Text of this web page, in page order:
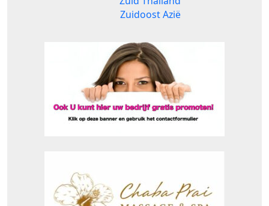
Zuidoost Azië